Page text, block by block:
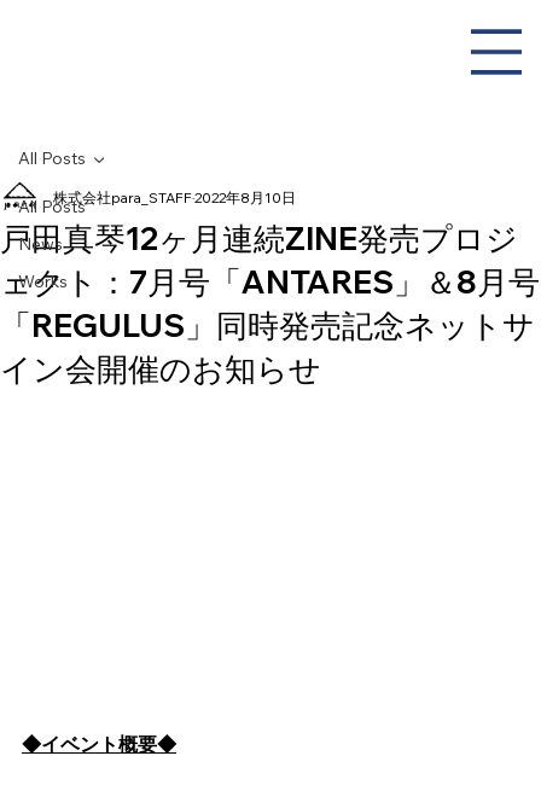
All Posts
News
Works
All Posts
戸田真琴12ヶ月連続ZINE発売プロジ
ェクト：7月号「ANTARES」＆8月号
「REGULUS」同時発売記念ネットサ
イン会開催のお知らせ
株式会社para_STAFF2022年8月10日
◆イベント概要◆